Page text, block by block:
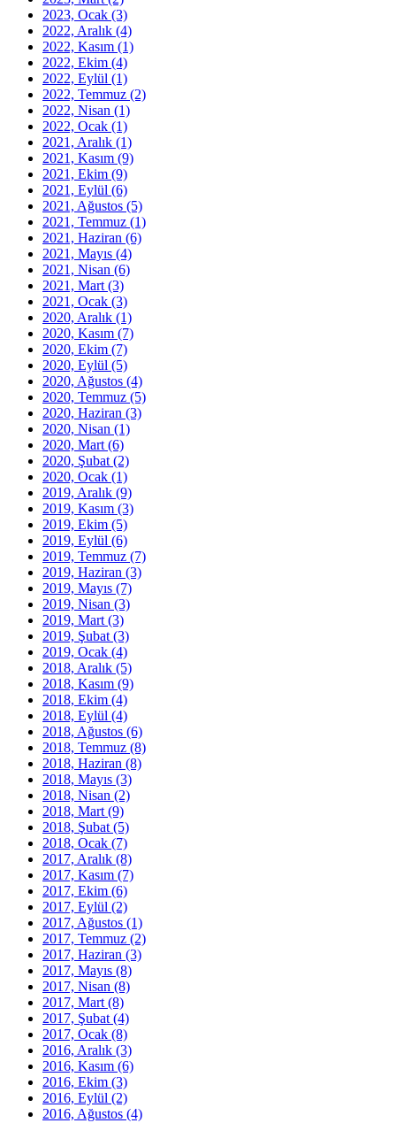
2023, Ocak (3)
2022, Aralık (4)
2022, Kasım (1)
2022, Ekim (4)
2022, Eylül (1)
2022, Temmuz (2)
2022, Nisan (1)
2022, Ocak (1)
2021, Aralık (1)
2021, Kasım (9)
2021, Ekim (9)
2021, Eylül (6)
2021, Ağustos (5)
2021, Temmuz (1)
2021, Haziran (6)
2021, Mayıs (4)
2021, Nisan (6)
2021, Mart (3)
2021, Ocak (3)
2020, Aralık (1)
2020, Kasım (7)
2020, Ekim (7)
2020, Eylül (5)
2020, Ağustos (4)
2020, Temmuz (5)
2020, Haziran (3)
2020, Nisan (1)
2020, Mart (6)
2020, Şubat (2)
2020, Ocak (1)
2019, Aralık (9)
2019, Kasım (3)
2019, Ekim (5)
2019, Eylül (6)
2019, Temmuz (7)
2019, Haziran (3)
2019, Mayıs (7)
2019, Nisan (3)
2019, Mart (3)
2019, Şubat (3)
2019, Ocak (4)
2018, Aralık (5)
2018, Kasım (9)
2018, Ekim (4)
2018, Eylül (4)
2018, Ağustos (6)
2018, Temmuz (8)
2018, Haziran (8)
2018, Mayıs (3)
2018, Nisan (2)
2018, Mart (9)
2018, Şubat (5)
2018, Ocak (7)
2017, Aralık (8)
2017, Kasım (7)
2017, Ekim (6)
2017, Eylül (2)
2017, Ağustos (1)
2017, Temmuz (2)
2017, Haziran (3)
2017, Mayıs (8)
2017, Nisan (8)
2017, Mart (8)
2017, Şubat (4)
2017, Ocak (8)
2016, Aralık (3)
2016, Kasım (6)
2016, Ekim (3)
2016, Eylül (2)
2016, Ağustos (4)